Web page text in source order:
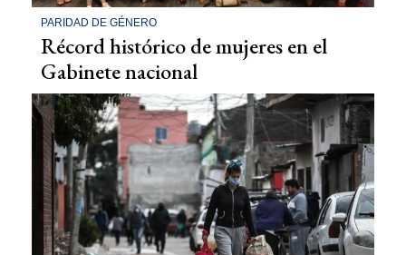
PARIDAD DE GÉNERO
Récord histórico de mujeres en el
Gabinete nacional